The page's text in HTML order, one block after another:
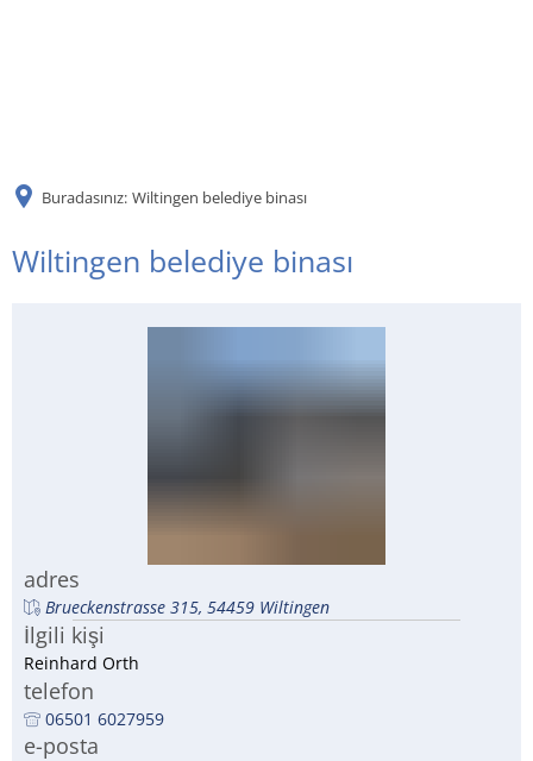
Buradasınız: Wiltingen belediye binası
Wiltingen belediye binası
adres
Brueckenstrasse 315, 54459 Wiltingen
İlgili kişi
Reinhard Orth
telefon
06501 6027959
e-posta